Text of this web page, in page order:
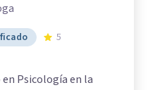
5
en Psicología en la